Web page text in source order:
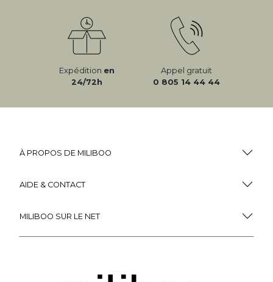
Expédition en
24/72h
Appel gratuit
0 805 14 44 44
À PROPOS DE MILIBOO
AIDE & CONTACT
MILIBOO SUR LE NET